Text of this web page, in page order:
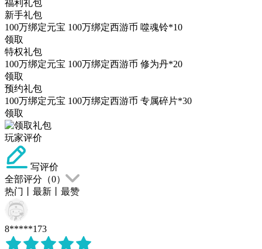
福利礼包
新手礼包
100万绑定元宝 100万绑定西游币 噬魂铃*10
领取
特权礼包
100万绑定元宝 100万绑定西游币 修为丹*20
领取
预约礼包
100万绑定元宝 100万绑定西游币 专属碎片*30
领取
玩家评价
写评价
全部评分（0）
热门
最新 最赞
8*****173